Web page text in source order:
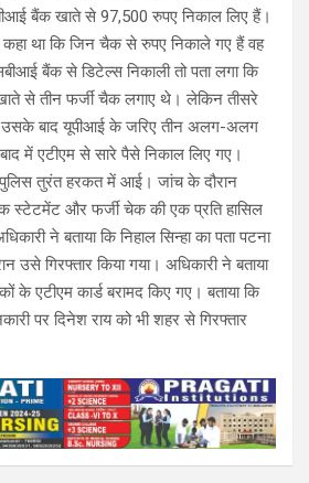
बैंक खाते से 97,500 रुपए निकाल लिए हैं।
था कि जिन चैक से रुपए निकाले गए हैं वह
बैंक से डिटेल्स निकाली तो पता लगा कि
से तीन फर्जी चैक लगाए थे। लेकिन तीसरे
उसके बाद यूपीआई के जरिए तीन अलग-अलग
में एटीएम से सारे पैसे निकाल लिए गए।
पुलिस तुरंत हरकत में आई। जांच के दौरान
स्टेटमेंट और फर्जी चेक की एक प्रति हासिल
ने बताया कि निहाल सिन्हा का पता पटना
उसे गिरफ्तार किया गया। अधिकारी ने बताया
के एटीएम कार्ड बरामद किए गए। बताया कि
पर दिनेश राय को भी शहर से गिरफ्तार